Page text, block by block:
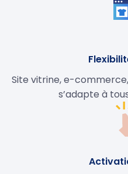
Site vitrine, e-
s’adapte à